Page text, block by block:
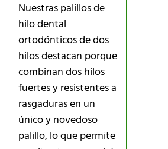
Nuestras palillos de
hilo dental
ortodónticos de dos
hilos destacan porque
combinan dos hilos
fuertes y resistentes a
rasgaduras en un
único y novedoso
palillo, lo que permite